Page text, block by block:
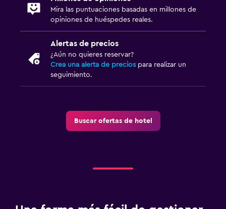
Mira las puntuaciones basadas en millones de
opiniones de huéspedes reales.
Alertas de precios
¿Aún no quieres reservar?
Crea una alerta de precios para realizar un
seguimiento.
Buscar ofertas de hotel